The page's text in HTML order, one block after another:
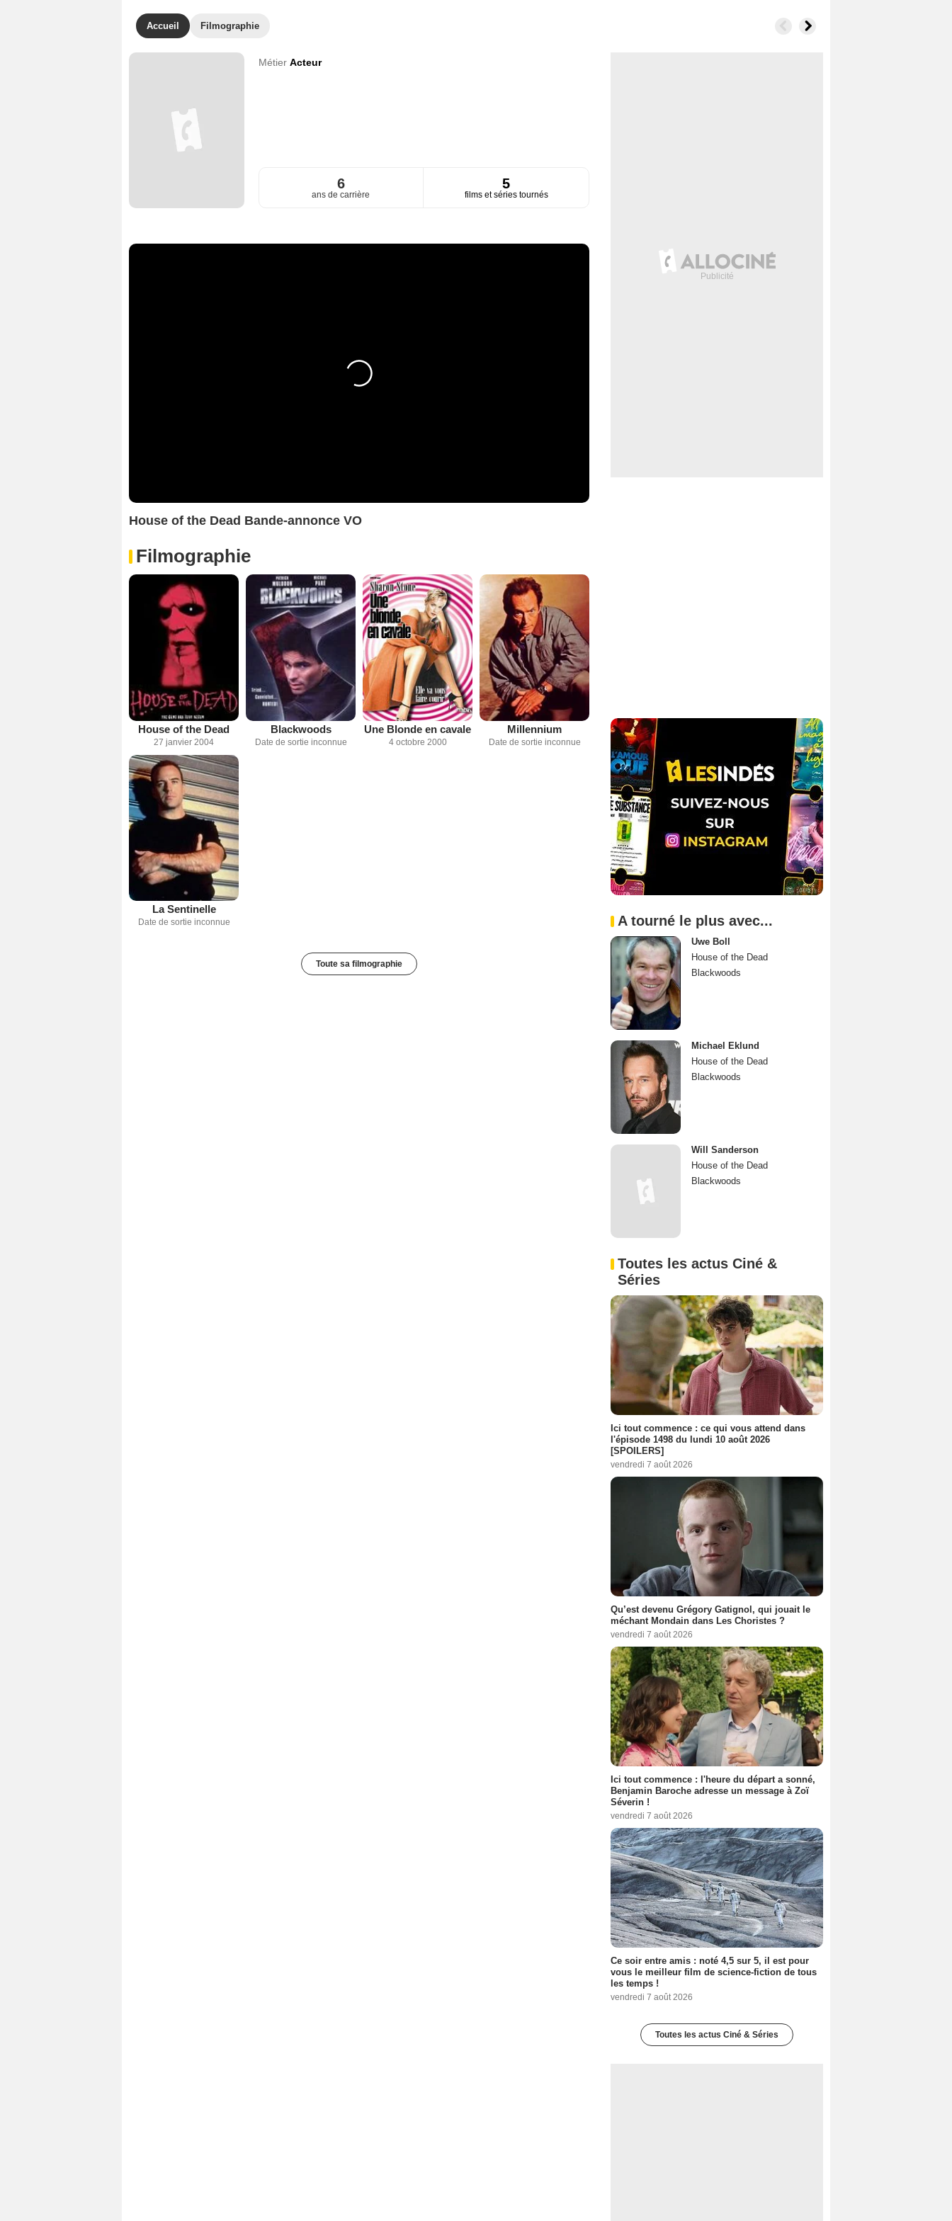
Accueil Filmographie
Métier Acteur
6
ans de carrière
5
films et séries tournés
House of the Dead Bande-annonce VO
Filmographie
House of the Dead
27 janvier 2004
Blackwoods
Date de sortie inconnue
Une Blonde en cavale
4 octobre 2000
Millennium
Date de sortie inconnue
La Sentinelle
Date de sortie inconnue
Toute sa filmographie
A tourné le plus avec...
Uwe Boll
House of the Dead
Blackwoods
Michael Eklund
House of the Dead
Blackwoods
Will Sanderson
House of the Dead
Blackwoods
Toutes les actus Ciné &
Séries
Ici tout commence : ce qui vous attend dans
l'épisode 1498 du lundi 10 août 2026
[SPOILERS]
vendredi 7 août 2026
Qu’est devenu Grégory Gatignol, qui jouait le
méchant Mondain dans Les Choristes ?
vendredi 7 août 2026
Ici tout commence : l'heure du départ a sonné,
Benjamin Baroche adresse un message à Zoï
Séverin !
vendredi 7 août 2026
Ce soir entre amis : noté 4,5 sur 5, il est pour
vous le meilleur film de science-fiction de tous
les temps !
vendredi 7 août 2026
Toutes les actus Ciné & Séries